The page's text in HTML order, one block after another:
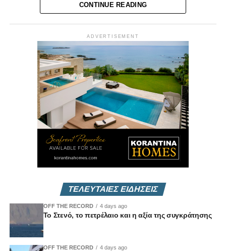
τουρκική εισβολή του 1974.
Παρουσιάζει οΜίκης Κασάπης
Δευτέρα 22/12 στις 7μμ
Vouli Report— αποκλειστικά στοVouli.TV
CONTINUE READING
ADVERTISEMENT
ΤΕΛΕΥΤΑΙΕΣ ΕΙΔΗΣΕΙΣ
OFF THE RECORD 4 days ago
Το Στενό, το πετρέλαιο και η αξία της συγκράτησης
OFF THE RECORD 4 days ago